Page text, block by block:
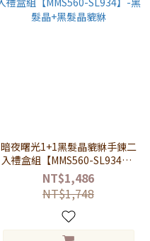
暗夜曙光1+1黑髮晶貔貅手鍊二
入禮盒組【MMS560-SL934】-
黑髮晶+黑髮晶貔貅
NT$1,486
NT$1,748